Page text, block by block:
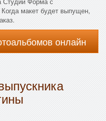
макет будет выпущен,
онлайн